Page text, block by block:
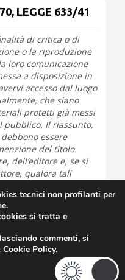
LEGGE 633/41
di critica o di
o la riproduzione
loro comunicazione
a disposizione in
accesso dal luogo
che siano
protetti già messi
pubblico. Il riassunto,
essere
del titolo
dell’editore e, se si
qualora tali
per i quali cito
TreD's Fantasy
tecnici non profilanti per
si tratta e
commenti, si
Cookie Policy.